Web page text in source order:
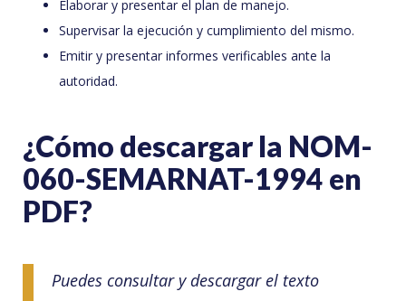
Elaborar y presentar el plan de manejo.
Supervisar la ejecución y cumplimiento del mismo.
Emitir y presentar informes verificables ante la
autoridad.
¿Cómo descargar la NOM-
060-SEMARNAT-1994 en
PDF?
Puedes consultar y descargar el texto